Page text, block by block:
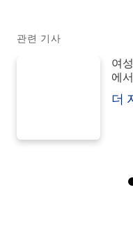
관련 기사
여
에
더